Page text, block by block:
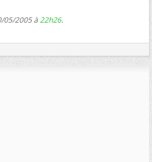
05/2005 à22h26.